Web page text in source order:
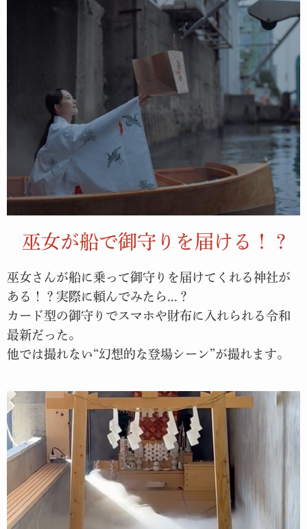
巫女が船で御守りを届ける！？
巫女さんが船に乗って御守りを届けてくれる神社が
ある！？実際に頼んでみたら...？
カード型の御守りでスマホや財布に入れられる令和
最新だった。
他では撮れない“幻想的な登場シーン”が撮れます。